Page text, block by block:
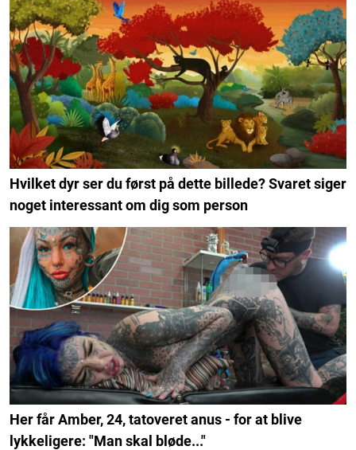
Hvilket dyr ser du først på dette billede? Svaret siger
noget interessant om dig som person
Her får Amber, 24, tatoveret anus - for at blive
lykkeligere: "Man skal bløde..."